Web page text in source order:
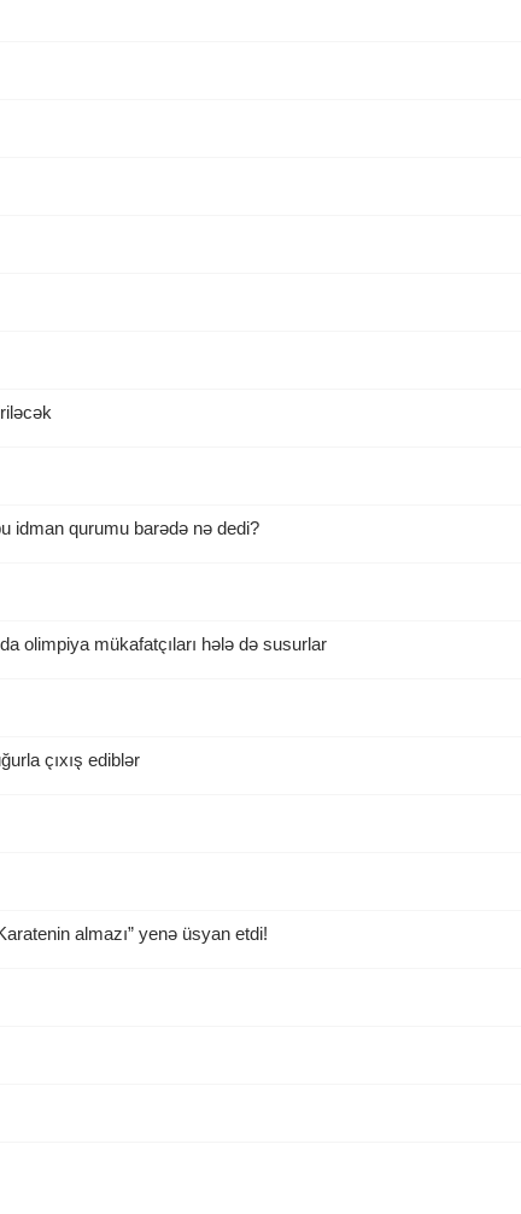
idman qurumu barədə nə dedi?
olimpiya mükafatçıları hələ də susurlar
çıxış ediblər
almazı” yenə üsyan etdi!